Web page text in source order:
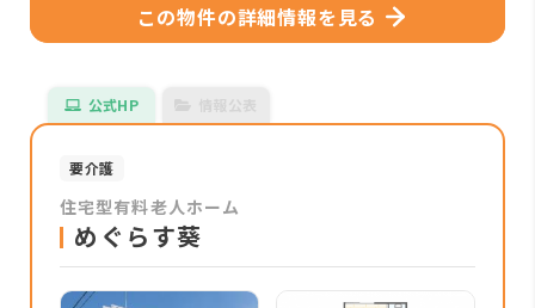
この物件の詳細情報を見る
公式HP
要介護
住宅型有料老人ホーム
めぐらす葵